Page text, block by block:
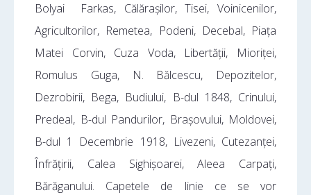
Bolyai Farkas, Călărașilor, Tisei, Voinicenilor,
Agricultorilor, Remetea, Podeni, Decebal, Piața
Matei Corvin, Cuza Voda, Libertății, Mioriței,
Romulus Guga, N. Bălcescu, Depozitelor,
Dezrobirii, Bega, Budiului, B-dul 1848, Crinului,
Predeal, B-dul Pandurilor, Brașovului, Moldovei,
B-dul 1 Decembrie 1918, Livezeni, Cutezanței,
Înfrățirii, Calea Sighișoarei, Aleea Carpați,
Bărăganului. Capetele de linie ce se vor